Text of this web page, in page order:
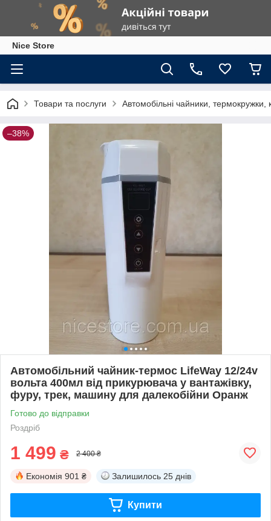
Nice Store
Товари та послуги Автомобільні чайники, термокружки,
–38%
Автомобільний чайник-термос LifeWay 12/24v
вольта 400мл від прикурювача у вантажівку,
фуру, трек, машину для далекобійни Оранж
Готово до відправки
Роздріб
1 499 ₴ 2 400 ₴
Економія 901 ₴ Залишилось 25 днів
Купити